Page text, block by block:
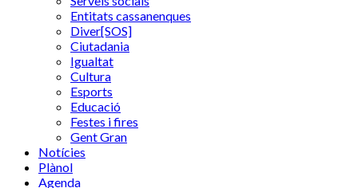
Entitats cassanenques
Diver[SOS]
Ciutadania
Igualtat
Cultura
Esports
Educació
Festes i fires
Gent Gran
Notícies
Plànol
Agenda